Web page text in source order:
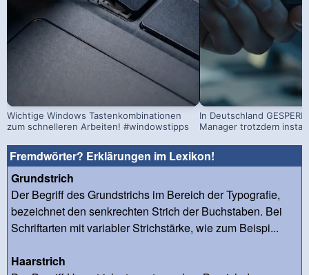
Wichtige Windows Tastenkombinationen
zum schnelleren Arbeiten! #windowstipps
In Deutschland
Manager trotzdem
Fremdwörter? Erklärungen im Lexikon!
Grundstrich
Der Begriff des Grundstrichs im Bereich der Typografie,
bezeichnet den senkrechten Strich der Buchstaben. Bei
Schriftarten mit variabler Strichstärke, wie zum Beispi...
Haarstrich